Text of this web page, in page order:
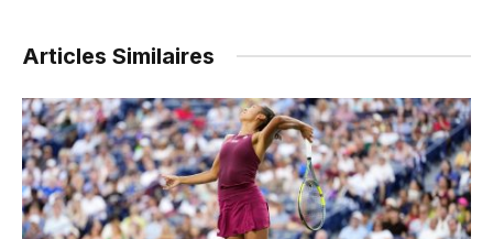
Articles Similaires